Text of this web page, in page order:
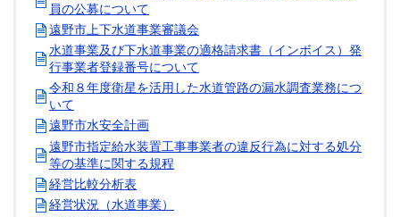
員の公募について
遠野市上下水道事業審議会
水道事業及び下水道事業の適格請求書（インボイス）発
行事業者登録番号について
令和８年度衛星を活用した水道管路の漏水調査業務につ
いて
遠野市水安全計画
遠野市指定給水装置工事事業者の違反行為に対する処分
等の基準に関する規程
経営比較分析表
経営状況（水道事業）